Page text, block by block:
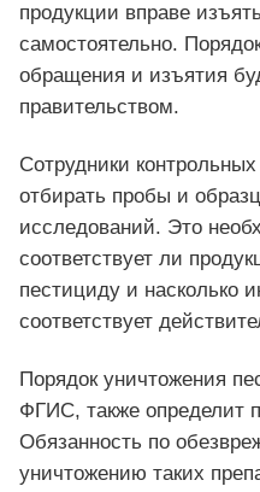
продукции вправе
самостоятельно.
обращения и изъятия
правительством.
Сотрудники
отбирать пробы и
исследований. Это
соответствует ли
пестициду и насколько
соответствует
Порядок уничтожения
ФГИС, также определит
Обязанность по
уничтожению таких